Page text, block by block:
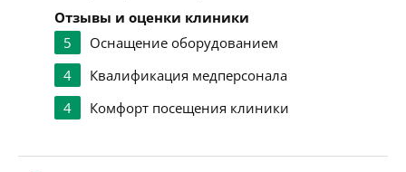
Отзывы и оценки клиники
5
Оснащение оборудованием
4
Квалификация медперсонала
4
Комфорт посещения клиники